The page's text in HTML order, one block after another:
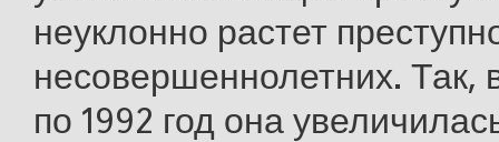
неуклонно растет
несовершеннолетних. Так,
по 1992 год она